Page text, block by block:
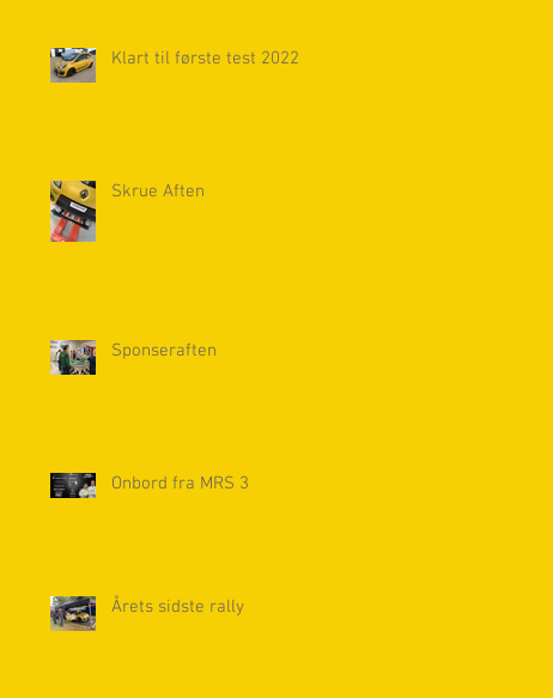
Klart til første test 2022
Skrue Aften
Sponseraften
Onbord fra MRS 3
Årets sidste rally